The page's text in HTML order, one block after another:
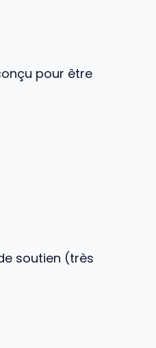
pour être
soutien (très